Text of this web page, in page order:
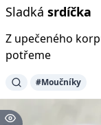
Sladká srdíčka
Z upečeného
potřeme
#Moučníky